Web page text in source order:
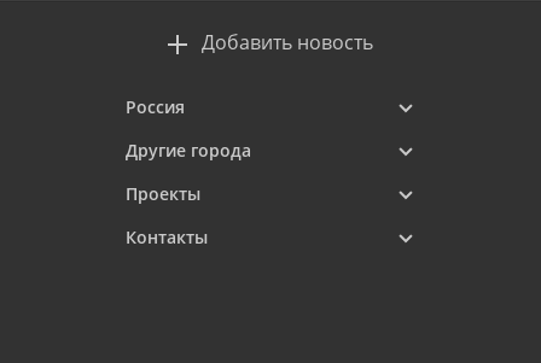
Добавить новость
Россия
Другие города
Проекты
Контакты